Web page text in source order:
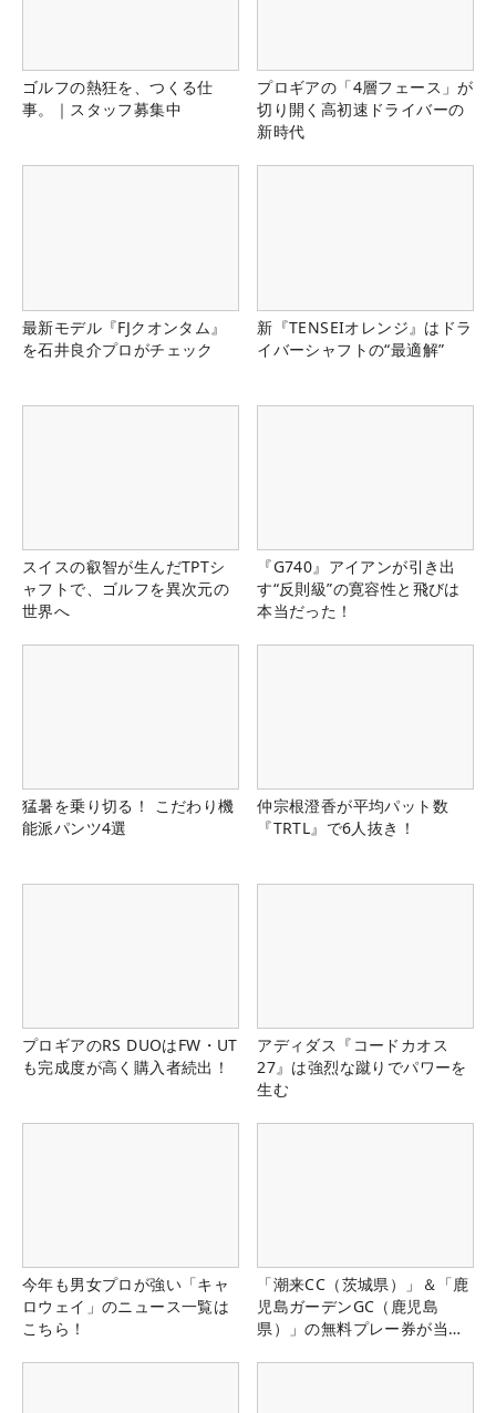
ゴルフの熱狂を、つくる仕
事。｜スタッフ募集中
プロギアの「4層フェース」が
切り開く高初速ドライバーの
新時代
最新モデル『FJクオンタム』
を石井良介プロがチェック
新『TENSEIオレンジ』はドラ
イバーシャフトの“最適解”
スイスの叡智が生んだTPTシ
ャフトで、ゴルフを異次元の
世界へ
『G740』アイアンが引き出
す“反則級”の寛容性と飛びは
本当だった！
猛暑を乗り切る！ こだわり機
能派パンツ4選
仲宗根澄香が平均パット数
『TRTL』で6人抜き！
プロギアのRS DUOはFW・UT
も完成度が高く購入者続出！
アディダス『コードカオス
27』は強烈な蹴りでパワーを
生む
今年も男女プロが強い「キャ
ロウェイ」のニュース一覧は
こちら！
「潮来CC（茨城県）」＆「鹿
児島ガーデンGC（鹿児島
県）」の無料プレー券が当た